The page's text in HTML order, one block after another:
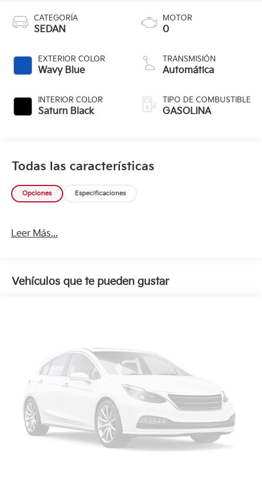
CATEGORÍA
SEDAN
EXTERIOR COLOR
Wavy Blue
INTERIOR COLOR
Saturn Black
MOTOR
0
TRANSMISIÓN
Automática
TIPO DE COMBUSTIBLE
GASOLINA
Todas las características
Opciones Especificaciones
Leer Más...
Vehículos que te pueden gustar